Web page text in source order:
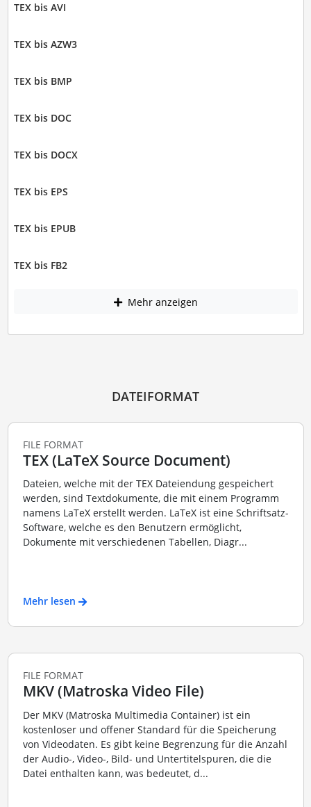
TEX bis AVI
TEX bis AZW3
TEX bis BMP
TEX bis DOC
TEX bis DOCX
TEX bis EPS
TEX bis EPUB
TEX bis FB2
Mehr anzeigen
DATEIFORMAT
FILE FORMAT
TEX (LaTeX Source Document)
Dateien, welche mit der TEX Dateiendung gespeichert
werden, sind Textdokumente, die mit einem Programm
namens LaTeX erstellt werden. LaTeX ist eine Schriftsatz-
Software, welche es den Benutzern ermöglicht,
Dokumente mit verschiedenen Tabellen, Diagr...
Mehr lesen
FILE FORMAT
MKV (Matroska Video File)
Der MKV (Matroska Multimedia Container) ist ein
kostenloser und offener Standard für die Speicherung
von Videodaten. Es gibt keine Begrenzung für die Anzahl
der Audio-, Video-, Bild- und Untertitelspuren, die die
Datei enthalten kann, was bedeutet, d...